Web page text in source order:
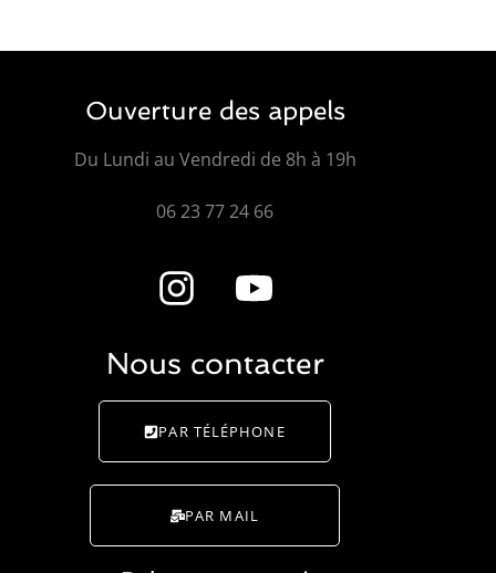
Ouverture des appels
Du Lundi au Vendredi de 8h à 19h
06 23 77 24 66
Nous contacter
PAR TÉLÉPHONE
PAR MAIL